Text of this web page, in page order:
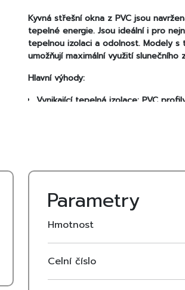
Kyvná střešní okna z PVC jsou
tepelné energie. Jsou ideální i pro
tepelnou izolaci a odolnost. Modely s
umožňují maximální využití
Hlavní výhody:
Vynikající tepelná izolace: PVC
křídle, což přispívá k zajištění
nastavení mikroventilace, což
Vhodné pro vlhké prostory: Okna
koupelny a kuchyně, díky své
Parametry
Hmotnost
Celní číslo